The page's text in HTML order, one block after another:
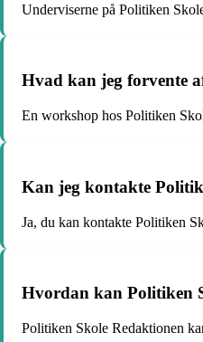
Underviserne på Politiken
Hvad kan jeg forvente
En workshop hos Politiken
Kan jeg kontakte
Ja, du kan kontakte Politiken
Hvordan kan Politiken
Politiken Skole Redaktionen